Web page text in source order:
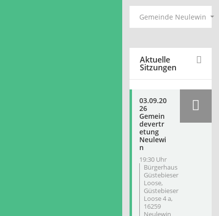
Gemeinde Neulewin
Aktuelle
Sitzungen
03.09.20
26
Gemein
devertr
etung
Neulewi
n
19:30 Uhr
Bürgerhaus
Güstebieser
Loose,
Güstebieser
Loose 4 a,
16259
Neulewin